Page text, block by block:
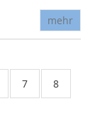
mehr
7 8